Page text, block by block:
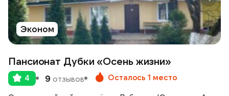
Эконом
Пансионат Дубки «Осень жизни»
4 9 отзывов Осталось 1 место